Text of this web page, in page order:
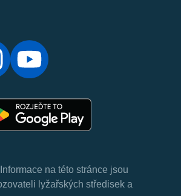
na této stránce jsou
lyžařských středisek a